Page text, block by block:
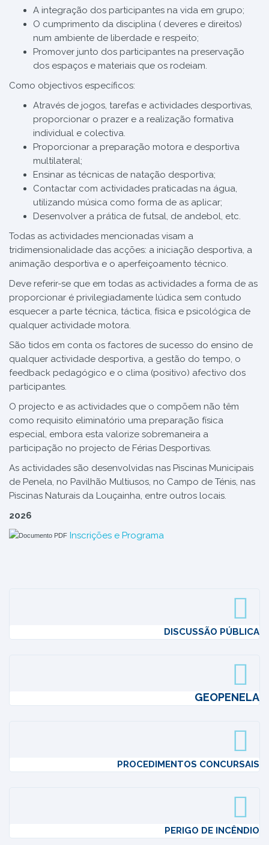
A integração dos participantes na vida em grupo;
O cumprimento da disciplina ( deveres e direitos)
num ambiente de liberdade e respeito;
Promover junto dos participantes na preservação
dos espaços e materiais que os rodeiam.
Como objectivos específicos:
Através de jogos, tarefas e actividades desportivas,
proporcionar o prazer e a realização formativa
individual e colectiva.
Proporcionar a preparação motora e desportiva
multilateral;
Ensinar as técnicas de natação desportiva;
Contactar com actividades praticadas na água,
utilizando música como forma de as aplicar;
Desenvolver a prática de futsal, de andebol, etc.
Todas as actividades mencionadas visam a
tridimensionalidade das acções: a iniciação desportiva, a
animação desportiva e o aperfeiçoamento técnico.
Deve referir-se que em todas as actividades a forma de as
proporcionar é privilegiadamente lúdica sem contudo
esquecer a parte técnica, táctica, física e psicológica de
qualquer actividade motora.
São tidos em conta os factores de sucesso do ensino de
qualquer actividade desportiva, a gestão do tempo, o
feedback pedagógico e o clima (positivo) afectivo dos
participantes.
O projecto e as actividades que o compõem não têm
como requisito eliminatório uma preparação física
especial, embora esta valorize sobremaneira a
participação no projecto de Férias Desportivas.
As actividades são desenvolvidas nas Piscinas Municipais
de Penela, no Pavilhão Multiusos, no Campo de Ténis, nas
Piscinas Naturais da Louçainha, entre outros locais.
2026
Inscrições e Programa
DISCUSSÃO PÚBLICA
GEOPENELA
PROCEDIMENTOS CONCURSAIS
PERIGO DE INCÊNDIO